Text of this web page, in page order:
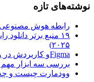
نوشته‌های تازه
رابطه هوش مصنوعی
۱۹ منبع برتر
۲۰۲۵)
Figmaو کاربردش در وب چیه؟
بررسی سه ابزار
وودمارت چیست و چه